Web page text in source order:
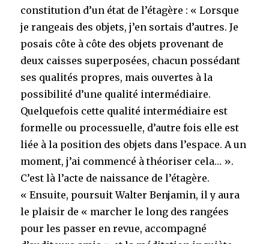
constitution d’un état de l’étagère : « Lorsque
je rangeais des objets, j’en sortais d’autres. Je
posais côte à côte des objets provenant de
deux caisses superposées, chacun possédant
ses qualités propres, mais ouvertes à la
possibilité d’une qualité intermédiaire.
Quelquefois cette qualité intermédiaire est
formelle ou processuelle, d’autre fois elle est
liée à la position des objets dans l’espace. A un
moment, j’ai commencé à théoriser cela… ».
C’est là l’acte de naissance de l’étagère.
« Ensuite, poursuit Walter Benjamin, il y aura
le plaisir de « marcher le long des rangées
pour les passer en revue, accompagné